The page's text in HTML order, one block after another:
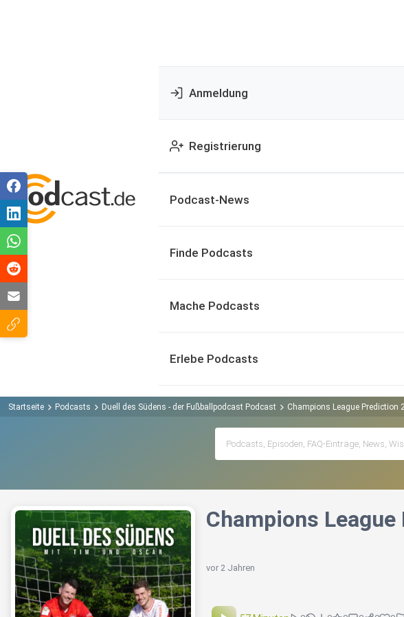
Anmeldung
Registrierung
Podcast-News
Finde Podcasts
Mache Podcasts
Erlebe Podcasts
Startseite Podcasts Duell des Südens - der Fußballpodcast Podcast Champions League Prediction
Champions
vor 2 Jahren